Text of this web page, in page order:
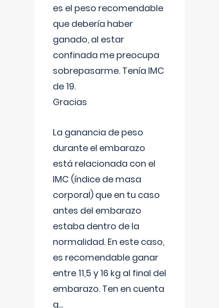
es el peso recomendable
que debería haber
ganado, al estar
confinada me preocupa
sobrepasarme. Tenía IMC
de 19.
Gracias
La ganancia de peso
durante el embarazo
está relacionada con el
IMC (índice de masa
corporal) que en tu caso
antes del embarazo
estaba dentro de la
normalidad. En este caso,
es recomendable ganar
entre 11,5 y 16 kg al final del
embarazo. Ten en cuenta
q...